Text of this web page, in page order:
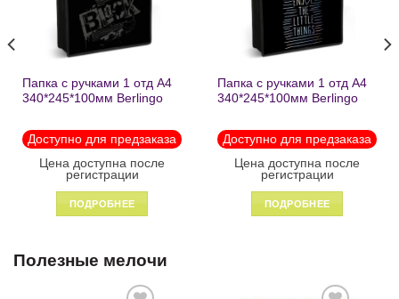
Папка с ручками 1 отд А4
340*245*100мм Berlingo
молнии1246
Доступно для предзаказа
Цена доступна после
регистрации
ПОДРОБНЕЕ
Папка с ручками 1 отд А4
340*245*100мм Berlingo
пластик на молнии 1215
Доступно для предзаказа
Цена доступна после
регистрации
ПОДРОБНЕЕ
Полезные мелочи